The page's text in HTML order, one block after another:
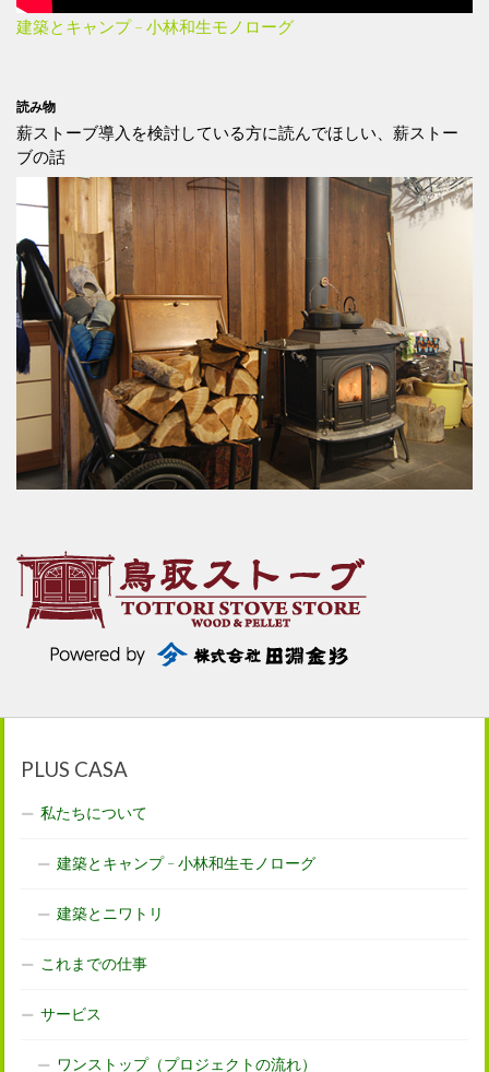
建築とキャンプ – 小林和生モノローグ
読み物
薪ストーブ導入を検討している方に読んでほしい、薪ストー
ブの話
PLUS CASA
私たちについて
建築とキャンプ – 小林和生モノローグ
建築とニワトリ
これまでの仕事
サービス
ワンストップ（プロジェクトの流れ）